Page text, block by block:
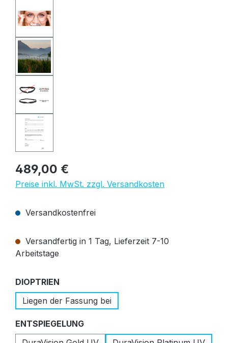
Regulärer Preis:
489,00 €
Preise inkl. MwSt. zzgl. Versandkosten
Versandkostenfrei
Versandfertig in 1 Tag, Lieferzeit 7-10
Arbeitstage
DIOPTRIEN
Liegen der Fassung bei
ENTSPIEGELUNGauswählen